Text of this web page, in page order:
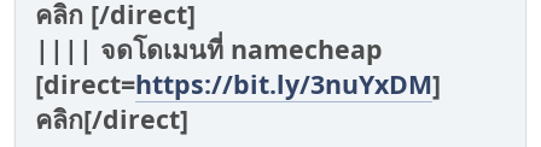
คลิก [/direct]
|||| จดโดเมนที่ namecheap
[direct=https://bit.ly/3nuYxDM]
คลิก[/direct]